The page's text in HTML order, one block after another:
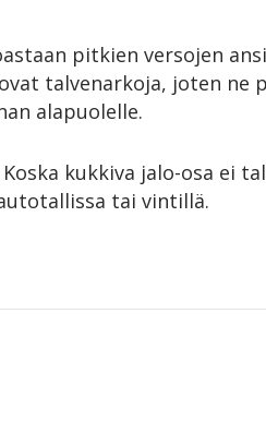
pitkien versojen
talvenarkoja, joten ne
alapuolelle.
kukkiva jalo-osa ei
tai vintillä.